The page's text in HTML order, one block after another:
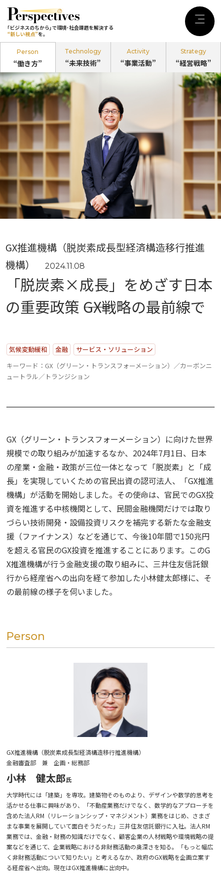
｢ビジネスのちから｣で環境･社会課題を解決する
“新しい視点”を。
Person
“働き方”
Technology
“未来技術”
Activity
“事業活動”
Strategy
“経営戦略”
記事カテゴリ
Person
“働き方”のPerspectives
Technology
“未来技術” のPerspectives
Activity
Strategy
“経営戦略” のPerspectives
有識者の視点
｢ビジネスのちから｣で環境･社会課題を解決する
“新しい視点”を。
掲載企業一覧
運営会社
GX推進機構（脱炭素成長型経済構造移行推進
機構）
2024.11.08
「脱炭素×成長」をめざす日本
の重要政策 ――GX戦略の最前線で
気候変動緩和 金融
サービス・ソリューション
キーワード：GX（グリーン・トランスフォーメーション）／カーボンニ
ュートラル／トランジション
GX（グリーン・トランスフォーメーション）に向けた世界
規模での取り組みが加速するなか、2024年7月1日、日本
の産業・金融・政策が三位一体となって「脱炭素」と「成
長」を実現していくための官民出資の認可法人、「GX推進
機構」が活動を開始しました。その使命は、官民でのGX投
資を推進する中核機関として、民間金融機関だけでは取り
づらい技術開発・設備投資リスクを補完する新たな金融支
援（ファイナンス）などを通じて、今後10年間で150兆円
を超える官民のGX投資を推進することにあります。このG
X推進機構が行う金融支援の取り組みに、三井住友信託銀
行から経産省への出向を経て参加した小林健太郎様に、そ
の最前線の様子を伺いました。
Person
GX推進機構（脱炭素成長型経済構造移行推進機構）
金融審査部 兼 企画・総務部
小林 健太郎
大学時代には「建築」を専攻。建築物そのものより、デザインや数学的思考を
活かせる仕事に興味があり、「不動産業務だけでなく、数学的なアプローチを
含めた法人RM（リレーションシップ・マネジメント）業務をはじめ、さまざ
まな事業を展開していて面白そうだった」三井住友信託銀行に入社。法人RM
業務では、金融・財務の知識だけでなく、顧客企業の人材戦略や環境戦略の提
案などを通じて、企業戦略における非財務活動の奥深さを知る。「もっと幅広
く非財務活動について知りたい」と考えるなか、政府のGX戦略を企画立案す
る経産省へ出向。現在はGX推進機構に出向中。